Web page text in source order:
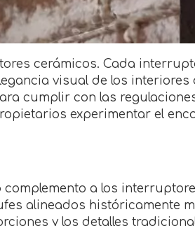
cerámicos. Cada
visual de los
cumplir con las
experimentar el
complemento a los
alineados históricamente
y los detalles